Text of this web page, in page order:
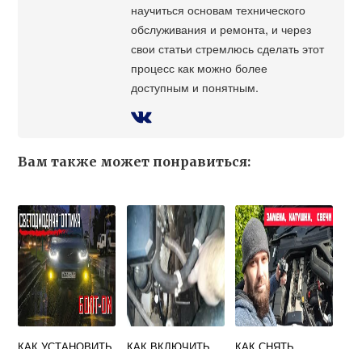
научиться основам технического
обслуживания и ремонта, и через
свои статьи стремлюсь сделать этот
процесс как можно более
доступным и понятным.
Вам также может понравиться: